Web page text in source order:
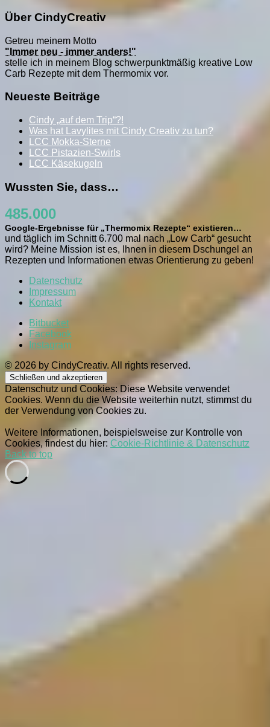
Über CindyCreativ
Getreu meinem Motto
"Immer neu - immer anders!"
stelle ich in meinem Blog schwerpunktmäßig kreative Low
Carb Rezepte mit dem Thermomix vor.
Neueste Beiträge
Cindy „auf dem Trip“?!
Was hat Lavylites mit Cindy Creativ zu tun?
LCC Mokka-Sterne
LCC Pistazien-Swirls
LCC Käsekugeln
Wussten Sie, dass…
485.000
Google-Ergebnisse für „Thermomix Rezepte“ existieren…
und täglich im Schnitt 6.700 mal nach „Low Carb“ gesucht
wird? Meine Mission ist es, Ihnen in diesem Dschungel an
Rezepten und Informationen etwas Orientierung zu geben!
Datenschutz
Impressum
Kontakt
Bitbucket
Facebook
Instagram
© 2026 by CindyCreativ. All rights reserved.
Datenschutz und Cookies: Diese Website verwendet
Cookies. Wenn du die Website weiterhin nutzt, stimmst du
der Verwendung von Cookies zu.
Weitere Informationen, beispielsweise zur Kontrolle von
Cookies, findest du hier: Cookie-Richtlinie & Datenschutz
Back to top